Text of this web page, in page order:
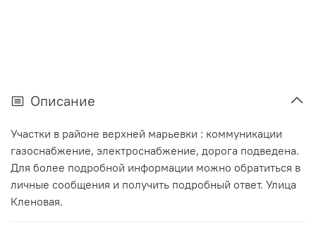
Описание
Участки в районе верхней марьевки : коммуникации
газоснабжение, электроснабжение, дорога подведена.
Для более подробной информации можно обратиться в
личные сообщения и получить подробный ответ. Улица
Кленовая.